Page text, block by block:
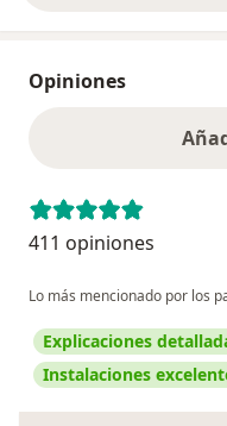
Opiniones
411 opiniones
Lo más mencionado por los
Explicaciones
Instalaciones